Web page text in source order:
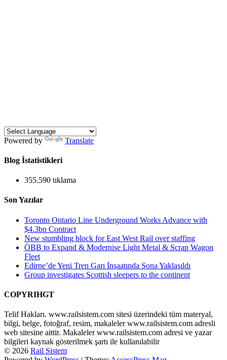
Powered by Translate
Blog İstatistikleri
355.590 tıklama
Son Yazılar
Toronto Ontario Line Underground Works Advance with
$4.3bn Contract
New stumbling block for East West Rail over staffing
ÖBB to Expand & Modernise Light Metal & Scrap Wagon
Fleet
Edirne’de Yeni Tren Garı İnşaatında Sona Yaklaşıldı
Group investigates Scottish sleepers to the continent
COPYRIHGT
Telif Hakları. www.railsistem.com sitesi üzerindeki tüm materyal,
bilgi, belge, fotoğraf, resim, makaleler www.railsistem.com adresli
web sitesine aittir. Makaleler www.railsistem.com adresi ve yazar
bilgileri kaynak gösterilmek şartı ile kullanılabilir
© 2026 Rail Sistem